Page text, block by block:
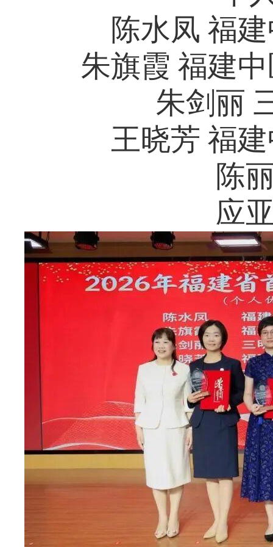
陈水凤 福
朱旗霞 福建
朱剑丽
王晓芳 福
陈
应